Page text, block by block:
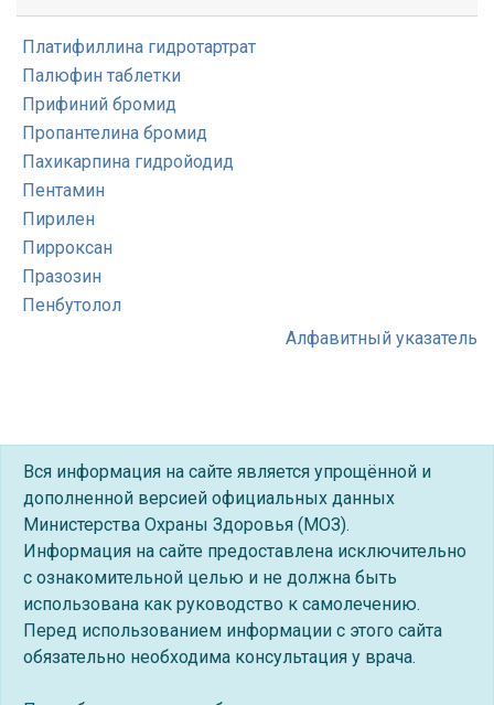
Платифиллина гидротартрат
Палюфин таблетки
Прифиний бромид
Пропантелина бромид
Пахикарпина гидройодид
Пентамин
Пирилен
Пирроксан
Празозин
Пенбутолол
Алфавитный указатель
Вся информация на сайте является упрощённой и
дополненной версией официальных данных
Министерства Охраны Здоровья (МОЗ).
Информация на сайте предоставлена исключительно
с ознакомительной целью и не должна быть
использована как руководство к самолечению.
Перед использованием информации с этого сайта
обязательно необходима консультация у врача.